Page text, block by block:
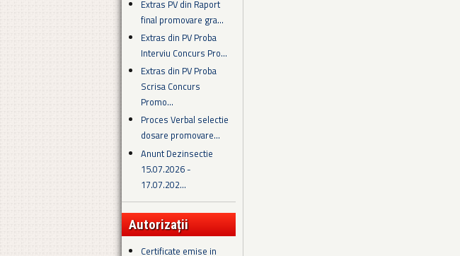
Extras PV din Raport
final promovare gra...
Extras din PV Proba
Interviu Concurs Pro...
Extras din PV Proba
Scrisa Concurs
Promo...
Proces Verbal selectie
dosare promovare...
Anunt Dezinsectie
15.07.2026 -
17.07.202...
Autorizații
Certificate emise in